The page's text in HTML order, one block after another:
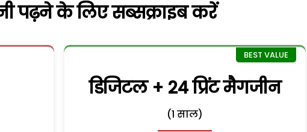
पढ़ने के लिए सब्सक्राइब करें
डिजिटल + 24 प्रिंट मैगजीन
(1 साल)